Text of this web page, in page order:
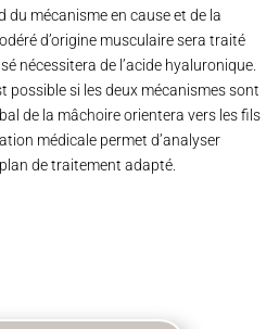
du mécanisme en cause et de la
d’origine musculaire sera traité
nécessitera de l’acide hyaluronique.
possible si les deux mécanismes sont
de la mâchoire orientera vers les fils
médicale permet d’analyser
de traitement adapté.